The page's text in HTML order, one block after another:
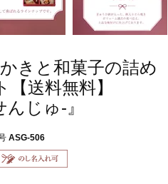
きと和菓子の詰め
送料無料】
んじゅ-』
ASG-506